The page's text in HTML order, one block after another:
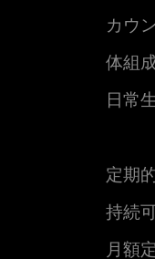
カウ
体組
日常
定期
持続
月額